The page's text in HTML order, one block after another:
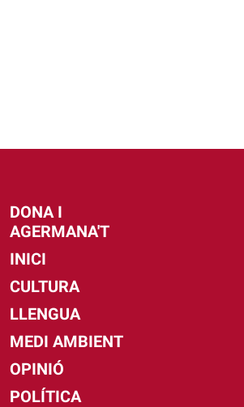
DONA I
AGERMANA'T
INICI
CULTURA
LLENGUA
MEDI AMBIENT
OPINIÓ
POLÍTICA